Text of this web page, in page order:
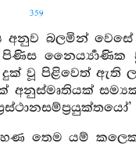
359
අනුව බලමින්
වූ පිළිවෙත් ඇති
අනුස්මෘතියක්
තෙම යම්